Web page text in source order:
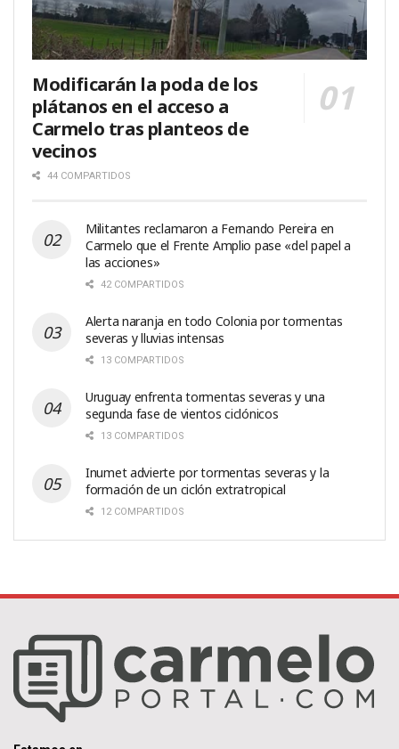
Modificarán la poda de los
plátanos en el acceso a
Carmelo tras planteos de
vecinos
44 COMPARTIDOS
Militantes reclamaron a Fernando Pereira en
Carmelo que el Frente Amplio pase «del papel a
las acciones»
42 COMPARTIDOS
Alerta naranja en todo Colonia por tormentas
severas y lluvias intensas
13 COMPARTIDOS
Uruguay enfrenta tormentas severas y una
segunda fase de vientos ciclónicos
13 COMPARTIDOS
Inumet advierte por tormentas severas y la
formación de un ciclón extratropical
12 COMPARTIDOS